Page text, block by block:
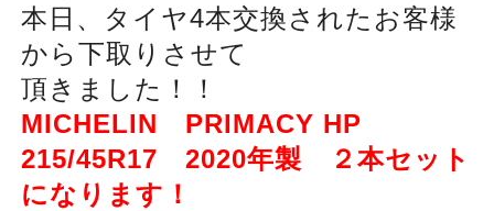
本日、タイヤ4本交換されたお客様
から下取りさせて
頂きました！！
MICHELIN PRIMACY HP
215/45R17 2020年製 ２本セット
になります！